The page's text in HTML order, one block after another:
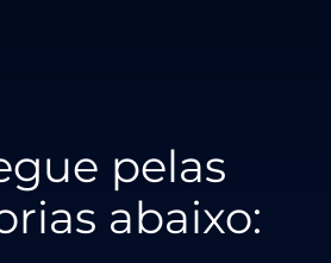
pelas
abaixo: